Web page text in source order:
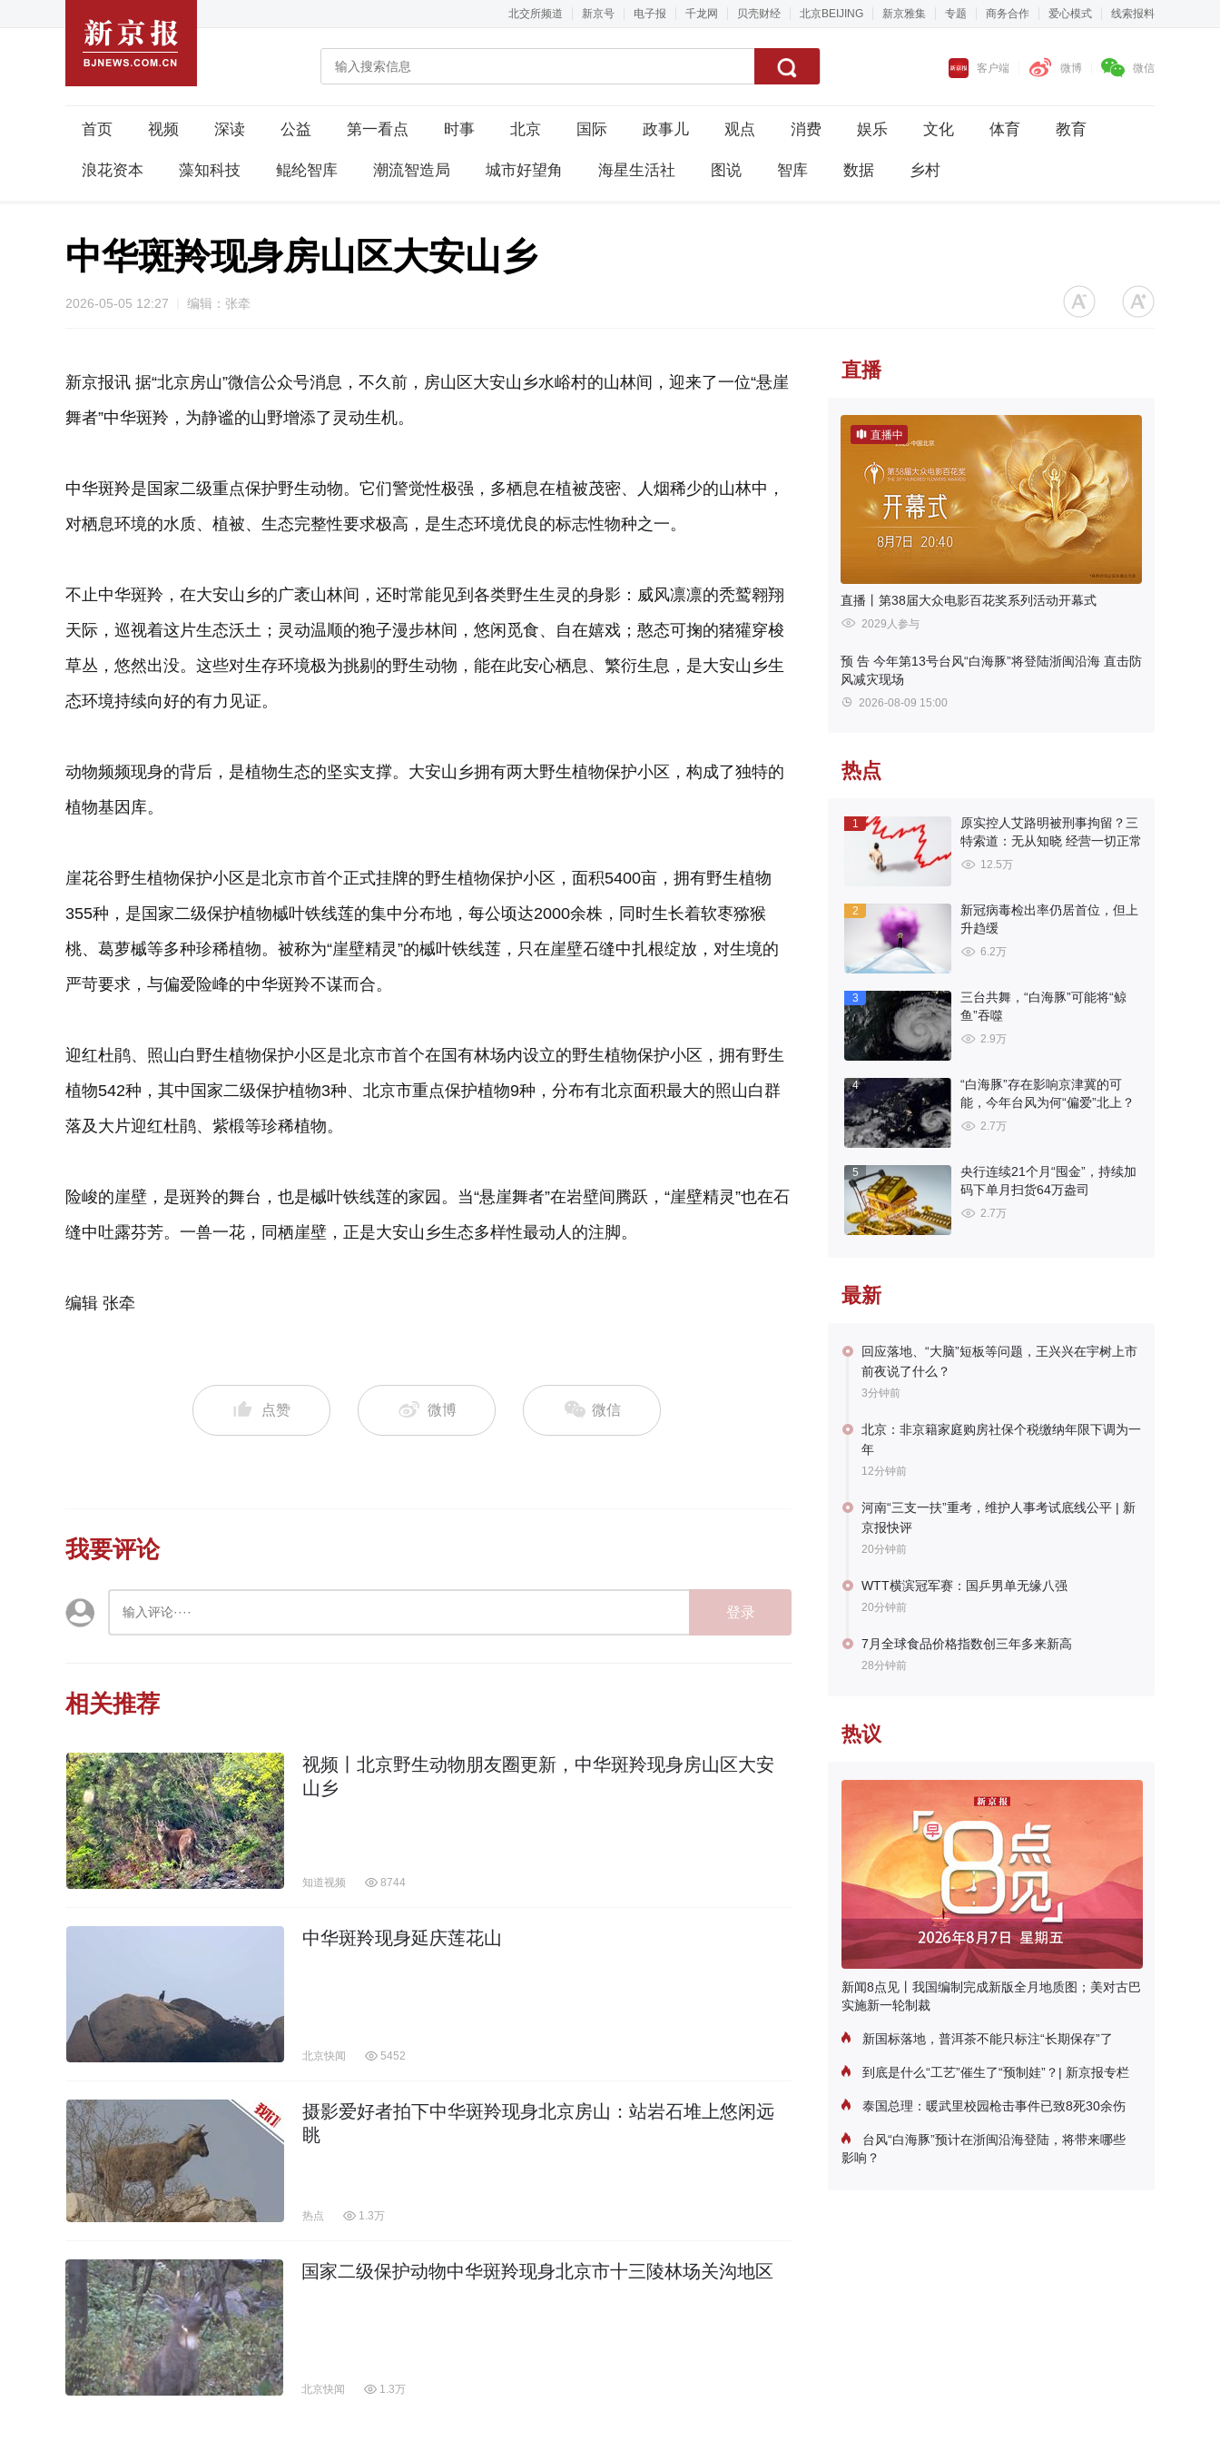
北交所频道 新京号 电子报 千龙网 贝壳财经 北京BEIJING 新京雅集 专题 商务合作 爱心模式 线索报料
客户端 微博 微信
首页 视频 深读 公益 第一看点 时事 北京 国际 政事儿 观点 消费 娱乐 文化 体育 教育
浪花资本 藻知科技 鲲纶智库 潮流智造局 城市好望角 海星生活社 图说 智库 数据 乡村
中华斑羚现身房山区大安山乡
2026-05-05 12:27 编辑：张牵
新京报讯 据“北京房山”微信公众号消息，不久前，房山区大安山乡水峪村的山林间，迎来了一位“悬崖
舞者”中华斑羚，为静谧的山野增添了灵动生机。
中华斑羚是国家二级重点保护野生动物。它们警觉性极强，多栖息在植被茂密、人烟稀少的山林中，
对栖息环境的水质、植被、生态完整性要求极高，是生态环境优良的标志性物种之一。
不止中华斑羚，在大安山乡的广袤山林间，还时常能见到各类野生生灵的身影：威风凛凛的秃鹫翱翔
天际，巡视着这片生态沃土；灵动温顺的狍子漫步林间，悠闲觅食、自在嬉戏；憨态可掬的猪獾穿梭
草丛，悠然出没。这些对生存环境极为挑剔的野生动物，能在此安心栖息、繁衍生息，是大安山乡生
态环境持续向好的有力见证。
动物频频现身的背后，是植物生态的坚实支撑。大安山乡拥有两大野生植物保护小区，构成了独特的
植物基因库。
崖花谷野生植物保护小区是北京市首个正式挂牌的野生植物保护小区，面积5400亩，拥有野生植物
355种，是国家二级保护植物槭叶铁线莲的集中分布地，每公顷达2000余株，同时生长着软枣猕猴
桃、葛萝槭等多种珍稀植物。被称为“崖壁精灵”的槭叶铁线莲，只在崖壁石缝中扎根绽放，对生境的
严苛要求，与偏爱险峰的中华斑羚不谋而合。
迎红杜鹃、照山白野生植物保护小区是北京市首个在国有林场内设立的野生植物保护小区，拥有野生
植物542种，其中国家二级保护植物3种、北京市重点保护植物9种，分布有北京面积最大的照山白群
落及大片迎红杜鹃、紫椴等珍稀植物。
险峻的崖壁，是斑羚的舞台，也是槭叶铁线莲的家园。当“悬崖舞者”在岩壁间腾跃，“崖壁精灵”也在石
缝中吐露芬芳。一兽一花，同栖崖壁，正是大安山乡生态多样性最动人的注脚。
编辑 张牵
点赞 微博 微信
我要评论
登录
相关推荐
视频丨北京野生动物朋友圈更新，中华斑羚现身房山区大安
山乡
知道视频 8744
中华斑羚现身延庆莲花山
北京快闻 5452
摄影爱好者拍下中华斑羚现身北京房山：站岩石堆上悠闲远
眺
热点 1.3万
国家二级保护动物中华斑羚现身北京市十三陵林场关沟地区
北京快闻 1.3万
直播
直播中
直播丨第38届大众电影百花奖系列活动开幕式
2029人参与
预 告 今年第13号台风“白海豚”将登陆浙闽沿海 直击防
风减灾现场
2026-08-09 15:00
热点
1
原实控人艾路明被刑事拘留？三
特索道：无从知晓 经营一切正常
12.5万
2
新冠病毒检出率仍居首位，但上
升趋缓
6.2万
3
三台共舞，“白海豚”可能将“鲸
鱼”吞噬
2.9万
4
“白海豚”存在影响京津冀的可
能，今年台风为何“偏爱”北上？
2.7万
5
央行连续21个月“囤金”，持续加
码下单月扫货64万盎司
2.7万
最新
回应落地、“大脑”短板等问题，王兴兴在宇树上市
前夜说了什么？
3分钟前
北京：非京籍家庭购房社保个税缴纳年限下调为一
年
12分钟前
河南“三支一扶”重考，维护人事考试底线公平 | 新
京报快评
20分钟前
WTT横滨冠军赛：国乒男单无缘八强
20分钟前
7月全球食品价格指数创三年多来新高
28分钟前
热议
新闻8点见丨我国编制完成新版全月地质图；美对古巴
实施新一轮制裁
新国标落地，普洱茶不能只标注“长期保存”了
到底是什么“工艺”催生了“预制娃”？| 新京报专栏
泰国总理：暖武里校园枪击事件已致8死30余伤
台风“白海豚”预计在浙闽沿海登陆，将带来哪些
影响？